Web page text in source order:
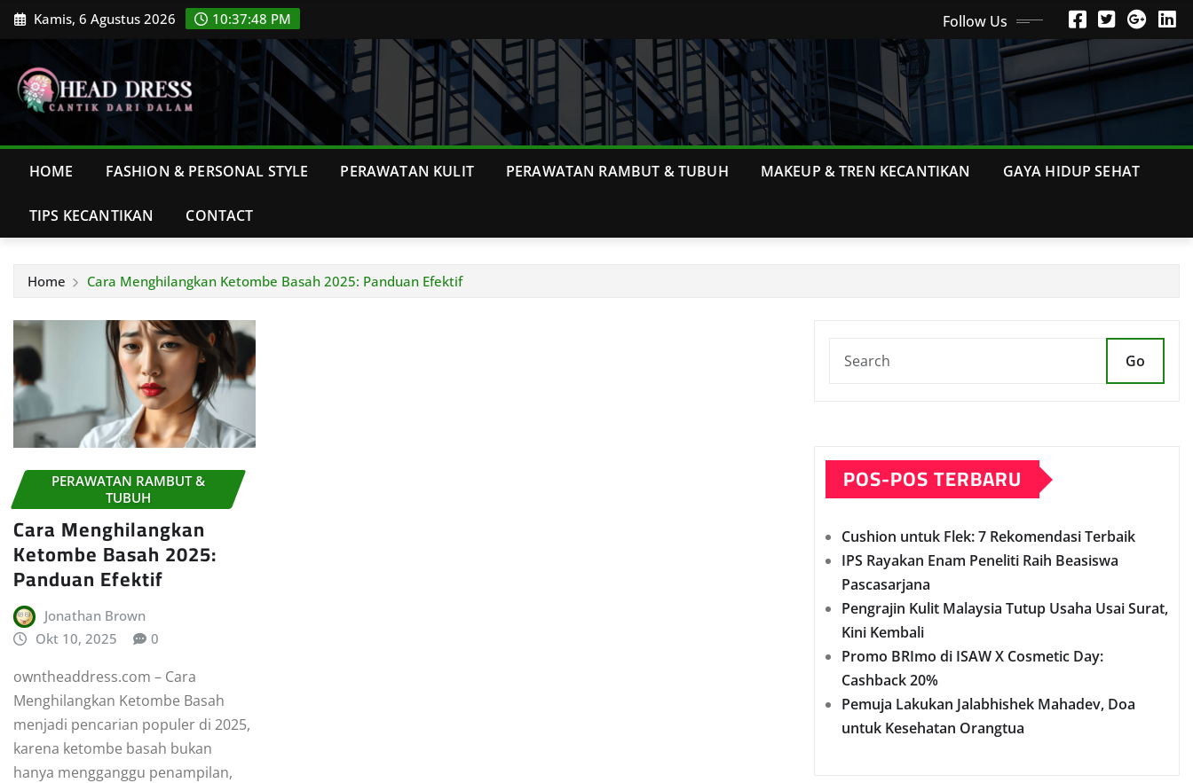
Skip Kamis, 6 Agustus 2026 10:37:49 PM Follow Us
HOME FASHION & PERSONAL STYLE PERAWATAN KULIT PERAWATAN RAMBUT & TUBUH MAKEUP & TREN KECANTIKAN GAYA HIDUP SEHAT
TIPS KECANTIKAN CONTACT
Home Cara Menghilangkan Ketombe Basah 2025: Panduan Efektif
PERAWATAN RAMBUT &
TUBUH
Cara Menghilangkan
Ketombe Basah 2025:
Panduan Efektif
Jonathan Brown
Okt 10, 2025
0
owntheaddress.com – Cara
Menghilangkan Ketombe Basah
menjadi pencarian populer di 2025,
karena ketombe basah bukan
hanya mengganggu penampilan,
Go
POS-POS TERBARU
Cushion untuk Flek: 7 Rekomendasi Terbaik
IPS Rayakan Enam Peneliti Raih Beasiswa
Pascasarjana
Pengrajin Kulit Malaysia Tutup Usaha Usai Surat,
Kini Kembali
Promo BRImo di ISAW X Cosmetic Day:
Cashback 20%
Pemuja Lakukan Jalabhishek Mahadev, Doa
untuk Kesehatan Orangtua